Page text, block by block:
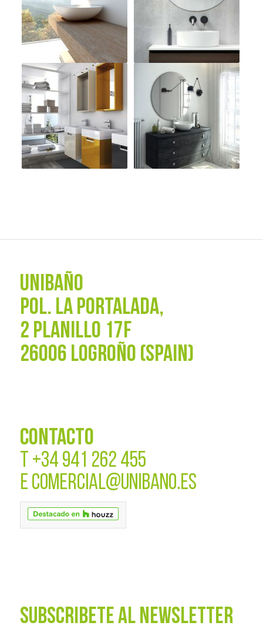
UNIBAÑO
POL. La Portalada,
2 PLANILLO 17F
26006 LOGROÑO (SPAIN)
CONTACTO
T +34 941 262 455
E COMERCIAL@UNIBANO.ES
SUBSCRÍBETE AL NEWSLETTER